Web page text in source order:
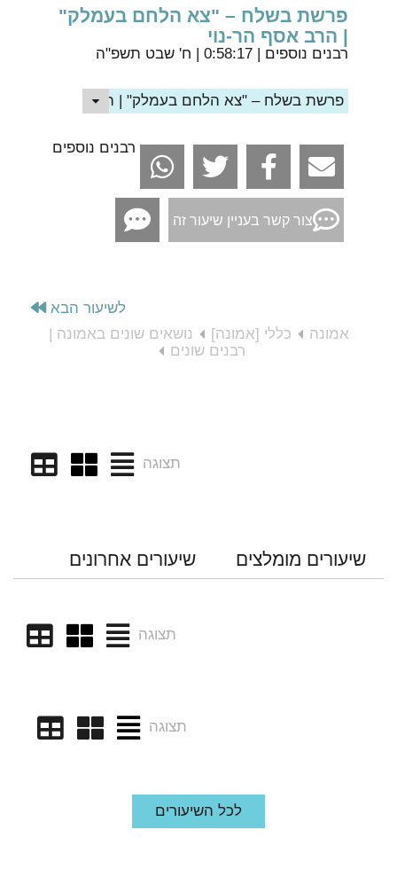
פרשת בשלח – "צא הלחם בעמלק"
| הרב אסף הר-נוי
רבנים נוספים
פרשת בשלח – "צא הלחם בעמלק" | הרב אסף הר-נוי
רבנים נוספים
צור קשר בעניין שיעור זה
לשיעור הבא
אמונה
כללי [אמונה]
נושאים שונים באמונה |
רבנים שונים
תצוגה
שיעורים מומלצים שיעורים אחרונים
תצוגה
תצוגה
לכל השיעורים